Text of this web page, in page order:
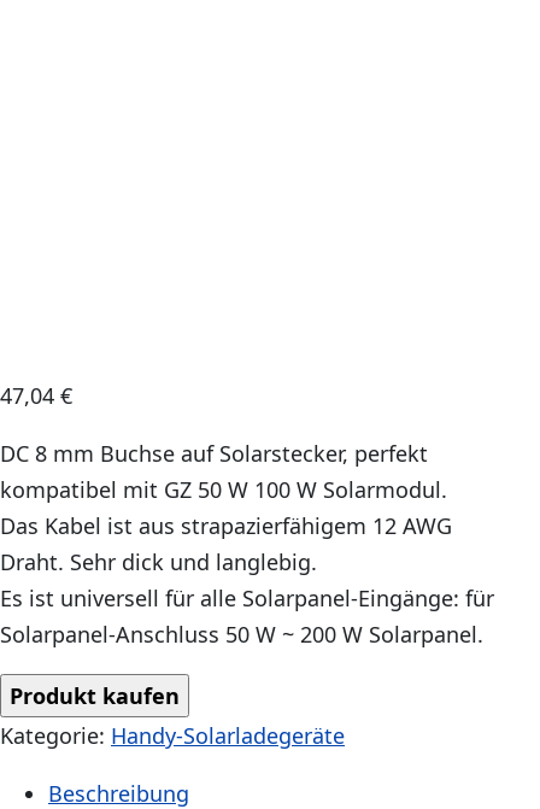
47,04 €
DC 8 mm Buchse auf Solarstecker, perfekt
kompatibel mit GZ 50 W 100 W Solarmodul.
Das Kabel ist aus strapazierfähigem 12 AWG
Draht. Sehr dick und langlebig.
Es ist universell für alle Solarpanel-Eingänge: für
Solarpanel-Anschluss 50 W ~ 200 W Solarpanel.
Produkt kaufen
Kategorie: Handy-Solarladegeräte
Beschreibung